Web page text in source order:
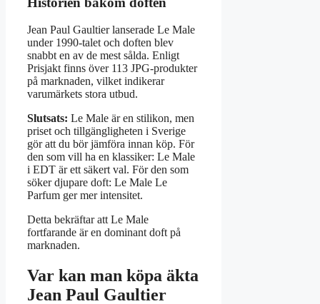
Jean Paul Gaultier lanserade Le Male
under 1990-talet och doften blev
snabbt en av de mest sålda. Enligt
Prisjakt finns över 113 JPG-produkter
på marknaden, vilket indikerar
varumärkets stora utbud.
Slutsats: Le Male är en stilikon, men
priset och tillgängligheten i Sverige
gör att du bör jämföra innan köp. För
den som vill ha en klassiker: Le Male
i EDT är ett säkert val. För den som
söker djupare doft: Le Male Le
Parfum ger mer intensitet.
Detta bekräftar att Le Male
fortfarande är en dominant doft på
marknaden.
Var kan man köpa äkta
Jean Paul Gaultier